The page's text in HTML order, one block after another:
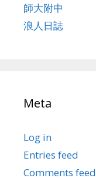
師大附中
浪人日誌
Meta
Log in
Entries feed
Comments feed